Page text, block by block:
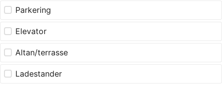
Parkering
Elevator
Altan/terrasse
Ladestander